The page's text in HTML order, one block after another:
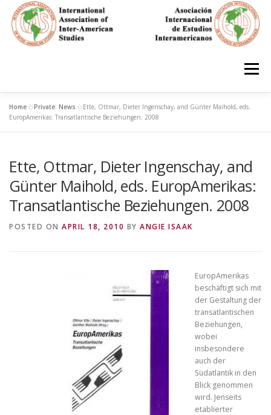
content
Menu
HOME ABOUT EN ESPAÑOL
IAS CONFERENCES BOOKS RESOURCES
FOCUS GROUPS MEMBERS PHOTOS LINKS
Home »Private: News »Ette, Ottmar, Dieter Ingenschay, and Günter Maihold, eds.
EuropAmerikas: Transatlantische Beziehungen. 2008
Ette, Ottmar, Dieter Ingenschay, and
Günter Maihold, eds. EuropAmerikas:
Transatlantische Beziehungen. 2008
POSTED ON APRIL 18, 2010 BY ANGIE ISAAK
EuropAmerikas
beschäftigt sich mit
der Gestaltung der
transatlantischen
Beziehungen,
wobei
insbesondere
auch der
Südatlantik in den
Blick genommen
wird. Jenseits
etablierter